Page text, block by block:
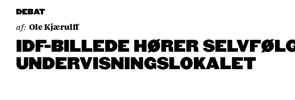
DEBAT
af: Ole Kjærulff
IDF-BILLEDE HØRER
UNDERVISNINGSLOKALET